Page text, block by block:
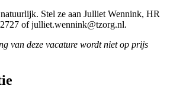
Stel ze aan Julliet Wennink, HR
of julliet.wennink@tzorg.nl.
van deze vacature wordt niet op prijs